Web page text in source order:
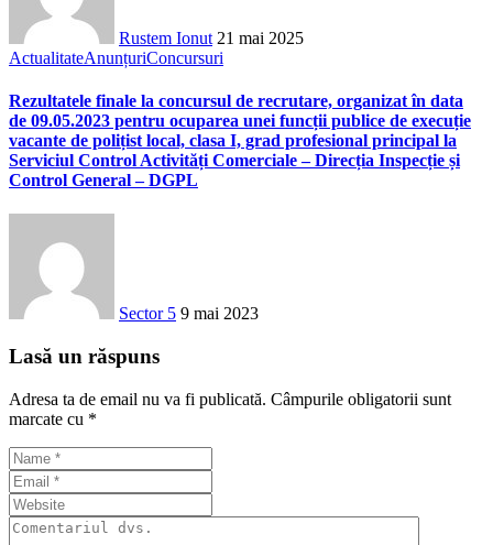
Rustem Ionut 21 mai 2025
ActualitateAnunțuriConcursuri
Rezultatele finale la concursul de recrutare, organizat în data
de 09.05.2023 pentru ocuparea unei funcții publice de execuție
vacante de polițist local, clasa I, grad profesional principal la
Serviciul Control Activități Comerciale – Direcția Inspecție și
Control General – DGPL
Sector 5 9 mai 2023
Lasă un răspuns
Adresa ta de email nu va fi publicată. Câmpurile obligatorii sunt
marcate cu *